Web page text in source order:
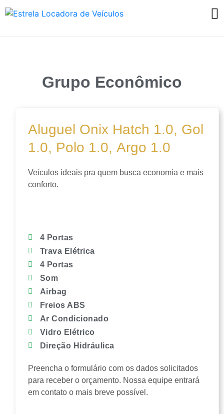
Grupo Econômico
Aluguel Onix Hatch 1.0, Gol
1.0, Polo 1.0, Argo 1.0
Veículos ideais pra quem busca economia e mais
conforto.
4 Portas
Trava Elétrica
4 Portas
Som
Airbag
Freios ABS
Ar Condicionado
Vidro Elétrico
Direção Hidráulica
Preencha o formulário com os dados solicitados
para receber o orçamento. Nossa equipe entrará
em contato o mais breve possível.